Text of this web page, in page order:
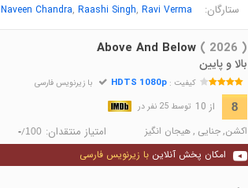
ستارگان: Naveen Chandra, Raashi Singh, Ravi Verma
Above And Below( 2026 )
بالا و پایین
کیفیت :HDTS 1080p با زیرنویس فارسی
8 از 10 توسط 25 نفر در
اکشن,جنایی ,هیجان انگیز امتیاز منتقدان: -/100
امکان پخش آنلاین با زیرنویس فارسی